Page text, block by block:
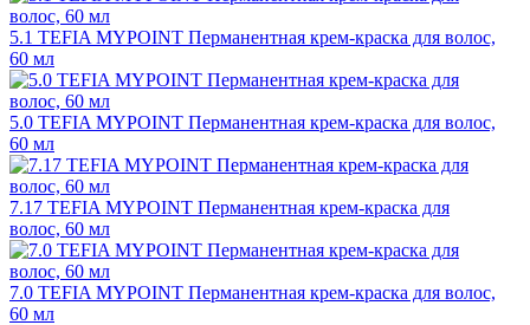
5.1 TEFIA MYPOINT Перманентная крем-краска для волос,
60 мл
5.0 TEFIA MYPOINT Перманентная крем-краска для волос,
60 мл
7.17 TEFIA MYPOINT Перманентная крем-краска для
волос, 60 мл
7.0 TEFIA MYPOINT Перманентная крем-краска для волос,
60 мл